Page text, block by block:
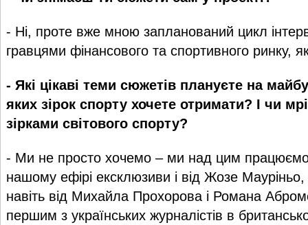
- Ні, проте вже мною запланований цикл
гравцями фінансового та спортивного ринку,
- Які цікаві теми сюжетів плануєте на
яких зірок спорту хочете отримати? І чи
зірками світового спорту?
- Ми не просто хочемо – ми над цим
нашому ефірі ексклюзиви і від Жозе Мауріньо,
навіть від Михайла Прохорова і Романа
першим з українських журналістів в